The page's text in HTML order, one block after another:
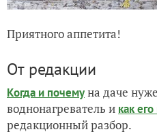
Приятного аппетита!
От редакции
Когда и почемуна даче
воднонагреватель и как
редакционный разбор.